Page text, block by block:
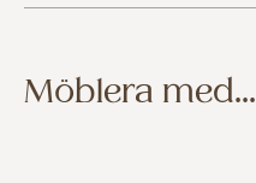
Möblera med...